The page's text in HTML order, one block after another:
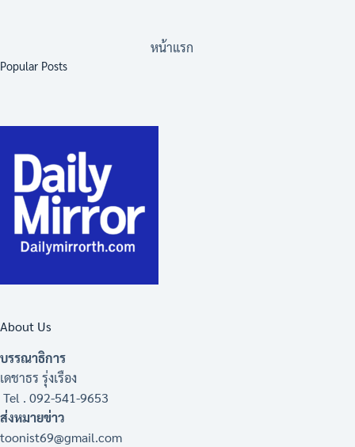
หน้าแรก
Popular Posts
About Us
บรรณาธิการ
เดชาธร รุ่งเรือง
Tel . 092-541-9653
ส่งหมายข่าว
toonist69@gmail.com